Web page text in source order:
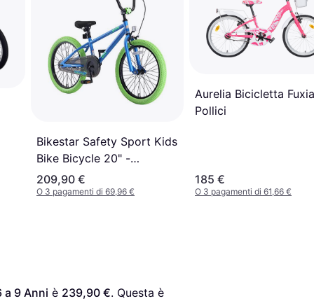
Bikestar Safety Sport Kids
Bike Bicycle 20" -
Blue/Green
209,90 €
O 3 pagamenti di 69,96 €
Aurelia Bicicletta
Pollici
185 €
O 3 pagamenti di 61,66 €
a 9 Anni è 239,90 €. Questa è